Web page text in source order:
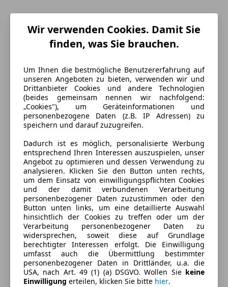
Energieverbrauch
Schadstoffklasse
Euro 6d
Kraftstoff
Normal/Benzin 91
(Partikelfilter)
Anderer Energieträger
Strom
Ausstattung
Komfort
2-Zonen-Klimaautomatik
Armlehne
Einparkhilfe
Einparkhilfe Rückfahrkamera
Einparkhilfe selbstlenkendes System
Einparkhilfe Sensoren hinten
Mehr anzeigen
Farbe und Innenausstattung
Außenfarbe
Weiß
Farbe laut Hersteller
Alpinweiss
Wir verwenden Cookies. Damit Sie
finden, was Sie brauchen.
Um Ihnen die bestmögliche Benutzererfahrung auf
unseren Angeboten zu bieten, verwenden wir und
Drittanbieter Cookies und andere Technologien
(beides gemeinsam nennen wir nachfolgend:
„Cookies"), um Geräteinformationen und
personenbezogene Daten (z.B. IP Adressen) zu
speichern und darauf zuzugreifen.
Dadurch ist es möglich, personalisierte Werbung
entsprechend Ihren Interessen auszuspielen, unser
Angebot zu optimieren und dessen Verwendung zu
analysieren. Klicken Sie den Button unten rechts,
um dem Einsatz von einwilligungspflichten Cookies
und der damit verbundenen Verarbeitung
personenbezogener Daten zuzustimmen oder den
Button unten links, um eine detaillierte Auswahl
hinsichtlich der Cookies zu treffen oder um der
Verarbeitung personenbezogener Daten zu
widersprechen, soweit diese auf Grundlage
berechtigter Interessen erfolgt. Die Einwilligung
umfasst auch die Übermittlung bestimmter
personenbezogener Daten in Drittländer, u.a. die
USA, nach Art. 49 (1) (a) DSGVO. Wollen Sie keine
Einwilligung erteilen, klicken Sie bitte hier.